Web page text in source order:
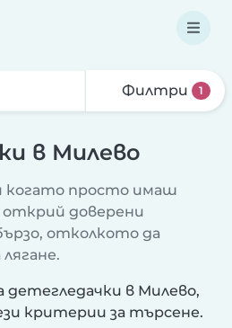
Филтри 1
в Милево
когато просто имаш
доверени
отколкото да
в Милево,
критерии за търсене.